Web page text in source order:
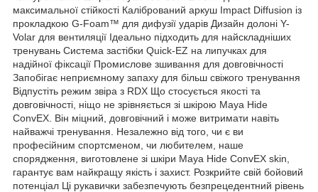
максимальної стійкості Калібрований аркуш Impact Diffusion із
прокладкою G-Foam™ для дифузії ударів Дизайн долоні Y-
Volar для вентиляції Ідеально підходить для найскладніших
тренувань Система застібки Quick-EZ на липучках для
надійної фіксації Промислове зшивання для довговічності
Запобігає неприємному запаху для більш свіжого тренування
Відпустіть режим звіра з RDX Що стосується якості та
довговічності, ніщо не зрівняється зі шкірою Maya Hide
ConvEX. Він міцний, довговічний і може витримати навіть
найважчі тренування. Незалежно від того, чи є ви
професійним спортсменом, чи любителем, наше
спорядження, виготовлене зі шкіри Maya Hide ConvEX skin,
гарантує вам найкращу якість і захист. Розкрийте свій бойовий
потенціал Ці рукавички забезпечують безпрецедентний рівень